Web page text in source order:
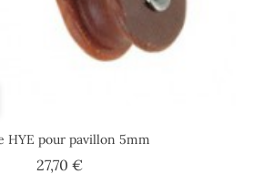
HYE pour pavillon 5mm
27,70 €Prix